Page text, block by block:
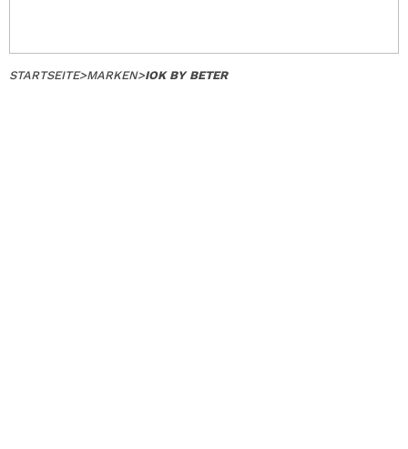
STARTSEITE>MARKEN>IOK BY BETER